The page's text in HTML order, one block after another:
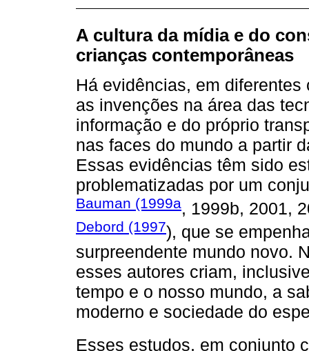
A cultura da mídia e do
crianças contemporâneas
Há evidências, em
as invenções na área das
informação e do próprio
nas faces do mundo a partir
Essas evidências têm sido
problematizadas por um
Bauman (1999a, 1999b, 2001,
Debord (1997), que se
surpreendente mundo novo.
esses autores criam,
tempo e o nosso mundo, a
moderno e sociedade do
Esses estudos, em conjunto